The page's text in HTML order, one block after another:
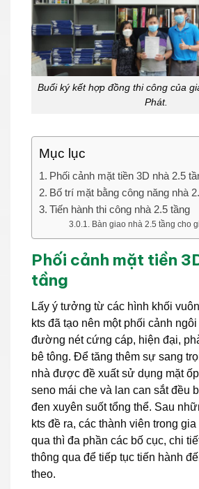
Buổi ký kết hợp đồng thi công của
Phát.
Mục lục
Phối cảnh mặt tiền 3D nhà 2.5
Bố trí mặt bằng công năng nhà
Tiến hành thi công nhà 2.5 tầng
Bàn giao nhà 2.5 tầng cho
Phối cảnh mặt tiền
tầng
Lấy ý tưởng từ các hình khối
kts đã tạo nên một phối cảnh
đường nét cứng cáp, hiện đại,
bê tông. Để tăng thêm sự sang
nhà được đề xuất sử dụng mặt
seno mái che và lan can sắt đều
đen xuyên suốt tổng thể. Sau
kts đề ra, các thành viên trong
qua thì đa phần các bố cục, chi
thông qua để tiếp tục tiến hành
theo.